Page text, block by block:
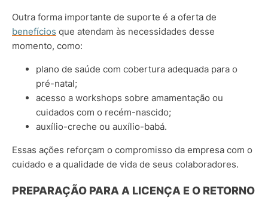
Outra forma importante de suporte é a oferta de
benefícios que atendam às necessidades desse
momento, como:
plano de saúde com cobertura adequada para o
pré-natal;
acesso a workshops sobre amamentação ou
cuidados com o recém-nascido;
auxílio-creche ou auxílio-babá.
Essas ações reforçam o compromisso da empresa com o
cuidado e a qualidade de vida de seus colaboradores.
PREPARAÇÃO PARA A LICENÇA E O RETORNO